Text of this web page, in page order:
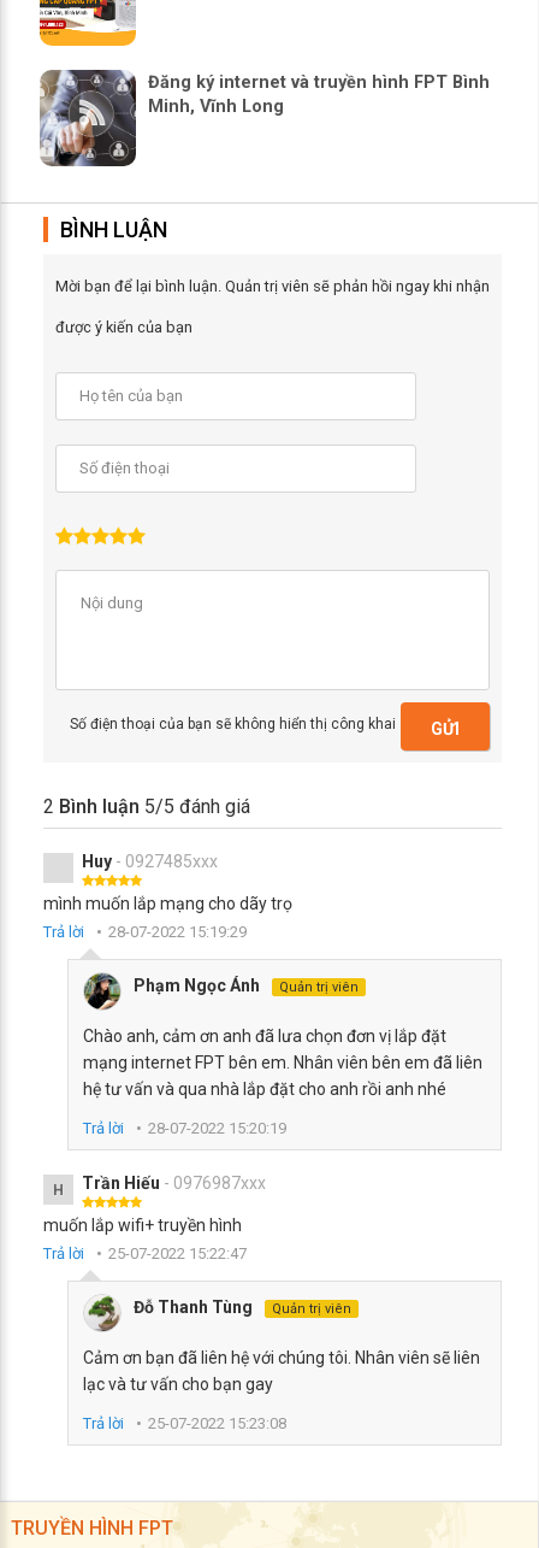
Đăng ký internet và truyền hình FPT Bình
Minh, Vĩnh Long
BÌNH LUẬN
Mời bạn để lại bình luận. Quản trị viên sẽ phản hồi ngay khi nhận
được ý kiến của bạn
Số điện thoại của bạn sẽ không hiển thị công khai GỬI
2 Bình luận 5/5 đánh giá
Huy - 0927485xxx
mình muốn lắp mạng cho dãy trọ
Trả lời 28-07-2022 15:19:29
Phạm Ngọc Ánh Quản trị viên
Chào anh, cảm ơn anh đã lưa chọn đơn vị lắp đặt
mạng internet FPT bên em. Nhân viên bên em đã liên
hệ tư vấn và qua nhà lắp đặt cho anh rồi anh nhé
Trả lời 28-07-2022 15:20:19
H Trần Hiếu - 0976987xxx
muốn lắp wifi+ truyền hình
Trả lời 25-07-2022 15:22:47
Đỗ Thanh Tùng Quản trị viên
Cảm ơn bạn đã liên hệ với chúng tôi. Nhân viên sẽ liên
lạc và tư vấn cho bạn gay
Trả lời 25-07-2022 15:23:08
TRUYỀN HÌNH FPT